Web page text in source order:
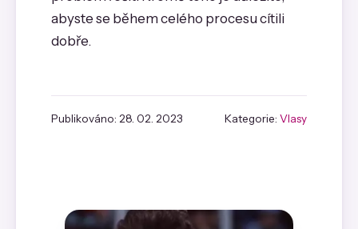
abyste se během celého procesu cítili
dobře.
Publikováno: 28. 02. 2023 Kategorie: Vlasy